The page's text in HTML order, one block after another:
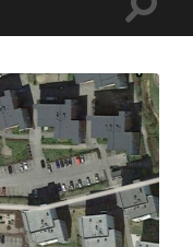
Toggle